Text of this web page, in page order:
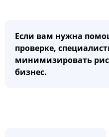
Если вам нужна
проверке,
минимизировать
бизнес.